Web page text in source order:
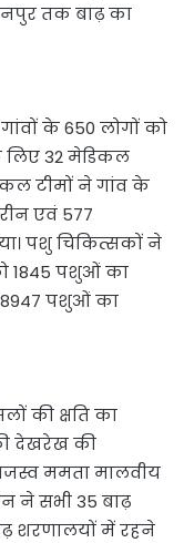
तक बाढ़ का
गांवों के 650 लोगों को
लिए 32 मेडिकल
टीमों ने गांव के
एवं 577
पशु चिकित्सकों ने
1845 पशुओं का
पशुओं का
की क्षति का
देखरेख की
ममता मालवीय
ने सभी 35 बाढ़
शरणालयों में रहने